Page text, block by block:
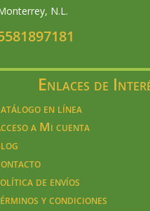
N.L.
Enlaces de
en línea
a Mi cuenta
de envíos
y condiciones